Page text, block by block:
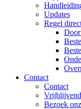
Updates
Regel
Contact
Contact
Bezoek